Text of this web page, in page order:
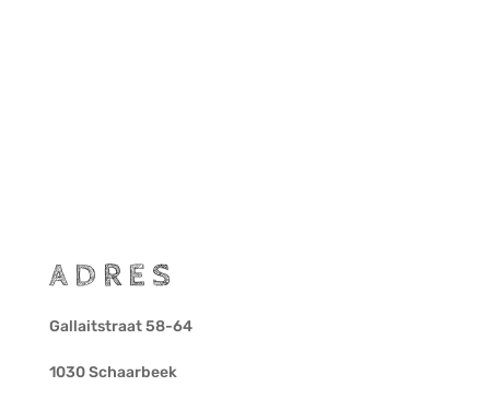
ADRES
Gallaitstraat 58-64
1030 Schaarbeek